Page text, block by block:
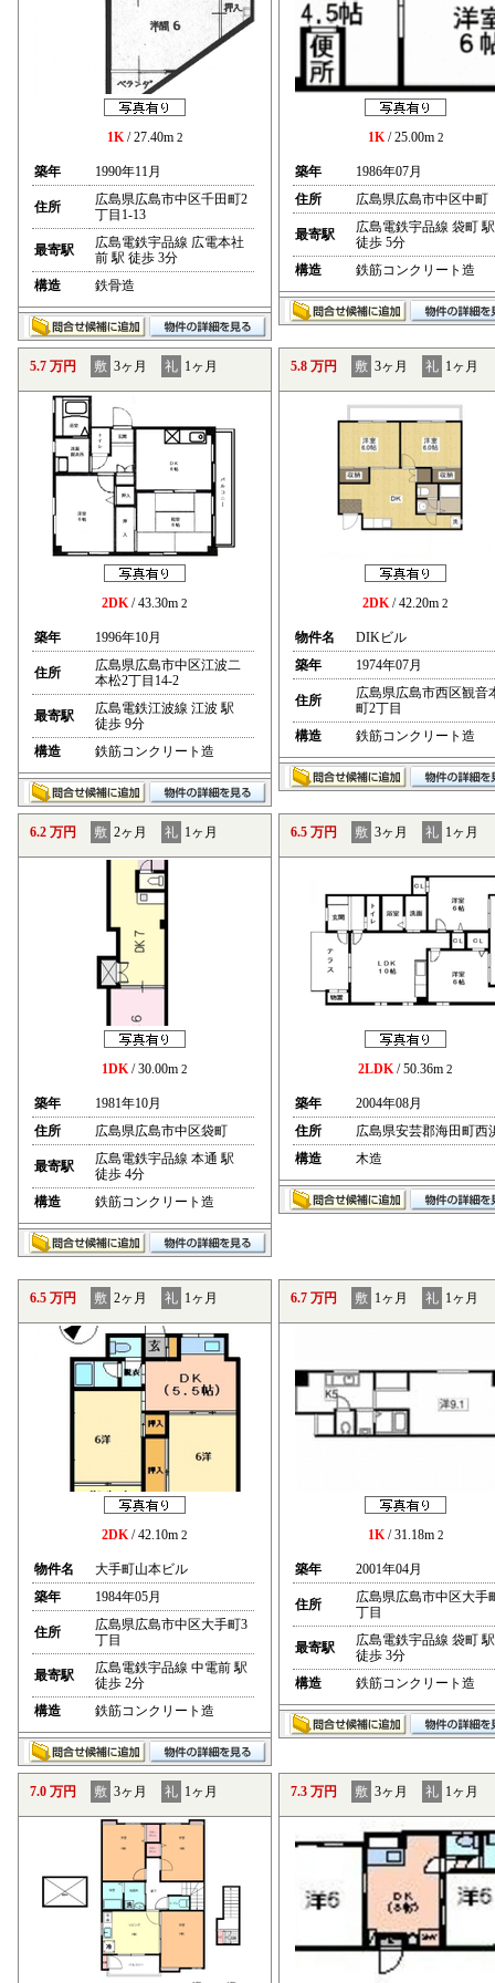
1K/ 27.40m 2
築年 1990年11月
住所
広島県広島市中区千田町2
丁目1-13
最寄駅
広島電鉄宇品線 広電本社
前 駅 徒歩 3分
構造
鉄骨造
1K/ 25.00m 2
築年
1986年07月
住所
広島県広島市中区中町
最寄駅
広島電鉄宇品線 袋町 駅
徒歩 5分
構造
鉄筋コンクリート造
5.7 万円 敷 3ヶ月 礼 1ヶ月
2DK/ 43.30m 2
築年 1996年10月
住所
広島県広島市中区江波二
本松2丁目14-2
最寄駅
広島電鉄江波線 江波 駅
徒歩 9分
構造
鉄筋コンクリート造
5.8 万円 敷 3ヶ月 礼 1ヶ月
2DK/ 42.20m 2
物件名
DIKビル
築年
1974年07月
住所
広島県広島市西区観音
町2丁目
構造
鉄筋コンクリート造
6.2 万円 敷 2ヶ月 礼 1ヶ月
1DK/ 30.00m 2
築年
1981年10月
住所
広島県広島市中区袋町
最寄駅
広島電鉄宇品線 本通 駅
徒歩 4分
構造
鉄筋コンクリート造
6.5 万円 敷 3ヶ月 礼 1ヶ月
2LDK/ 50.36m 2
築年
2004年08月
住所
広島県安芸郡海田町西
構造
木造
6.5 万円 敷 2ヶ月 礼 1ヶ月
2DK/ 42.10m 2
物件名
大手町山本ビル
築年
1984年05月
住所
広島県広島市中区大手町3
丁目
最寄駅
広島電鉄宇品線 中電前 駅
徒歩 2分
構造
鉄筋コンクリート造
6.7 万円 敷 1ヶ月 礼 1ヶ月
1K/ 31.18m 2
築年 2001年04月
住所
広島県広島市中区大手
丁目
最寄駅
広島電鉄宇品線 袋町 駅
徒歩 3分
構造
鉄筋コンクリート造
7.0 万円 敷 3ヶ月 礼 1ヶ月 7.3 万円 敷 3ヶ月 礼 1ヶ月